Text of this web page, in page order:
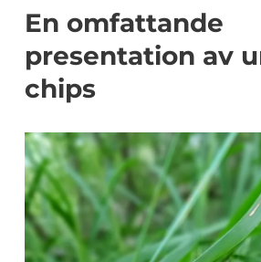
En omfattande
presentation av
chips